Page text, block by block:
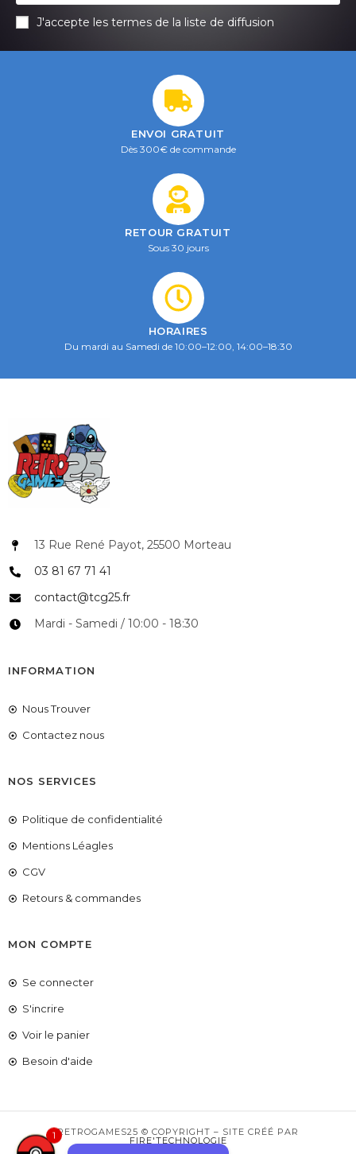
J'accepte les termes de la liste de diffusion
ENVOI GRATUIT
Dès 300€ de commande
RETOUR GRATUIT
Sous 30 jours
HORAIRES
Du mardi au Samedi de 10:00–12:00, 14:00–18:30
13 Rue René Payot, 25500 Morteau
03 81 67 71 41
contact@tcg25.fr
Mardi - Samedi / 10:00 - 18:30
INFORMATION
Nous Trouver
Contactez nous
NOS SERVICES
Politique de confidentialité
Mentions Léagles
CGV
Retours & commandes
MON COMPTE
Se connecter
S'incrire
Voir le panier
Besoin d'aide
RETROGAMES25 © COPYRIGHT – SITE CRÉÉ PAR
FIRE'TECHNOLOGIE
COUPONX2858850181
1